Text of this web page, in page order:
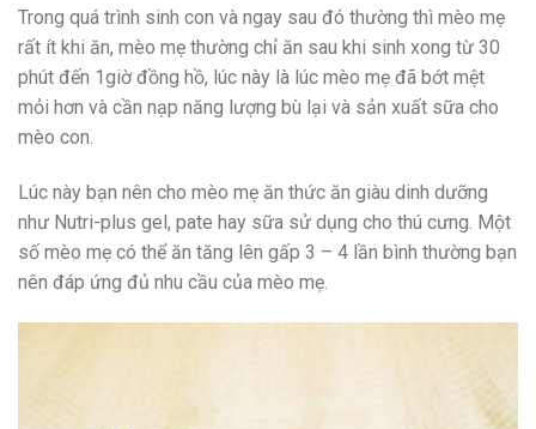
Trong quá trình sinh con và ngay sau đó thường thì mèo mẹ
rất ít khi ăn, mèo mẹ thường chỉ ăn sau khi sinh xong từ 30
phút đến 1giờ đồng hồ, lúc này là lúc mèo mẹ đã bớt mệt
mỏi hơn và cần nạp năng lượng bù lại và sản xuất sữa cho
mèo con.
Lúc này bạn nên cho mèo mẹ ăn thức ăn giàu dinh dưỡng
như Nutri-plus gel, pate hay sữa sử dụng cho thú cưng. Một
số mèo mẹ có thể ăn tăng lên gấp 3 – 4 lần bình thường bạn
nên đáp ứng đủ nhu cầu của mèo mẹ.